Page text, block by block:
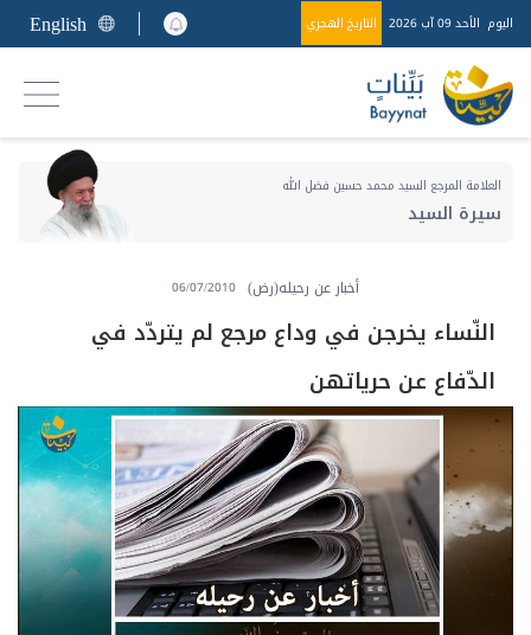
اليوم الأحد 09 آب 2026 التاريخ الهجري English
العلامة المرجع السيد محمد حسين فضل الله
سيرة السيد
أخبار عن رحيله(رض) 06/07/2010
النّساء يخرجن في وداع مرجع لم يتردّد في
الدّفاع عن حرياتهن